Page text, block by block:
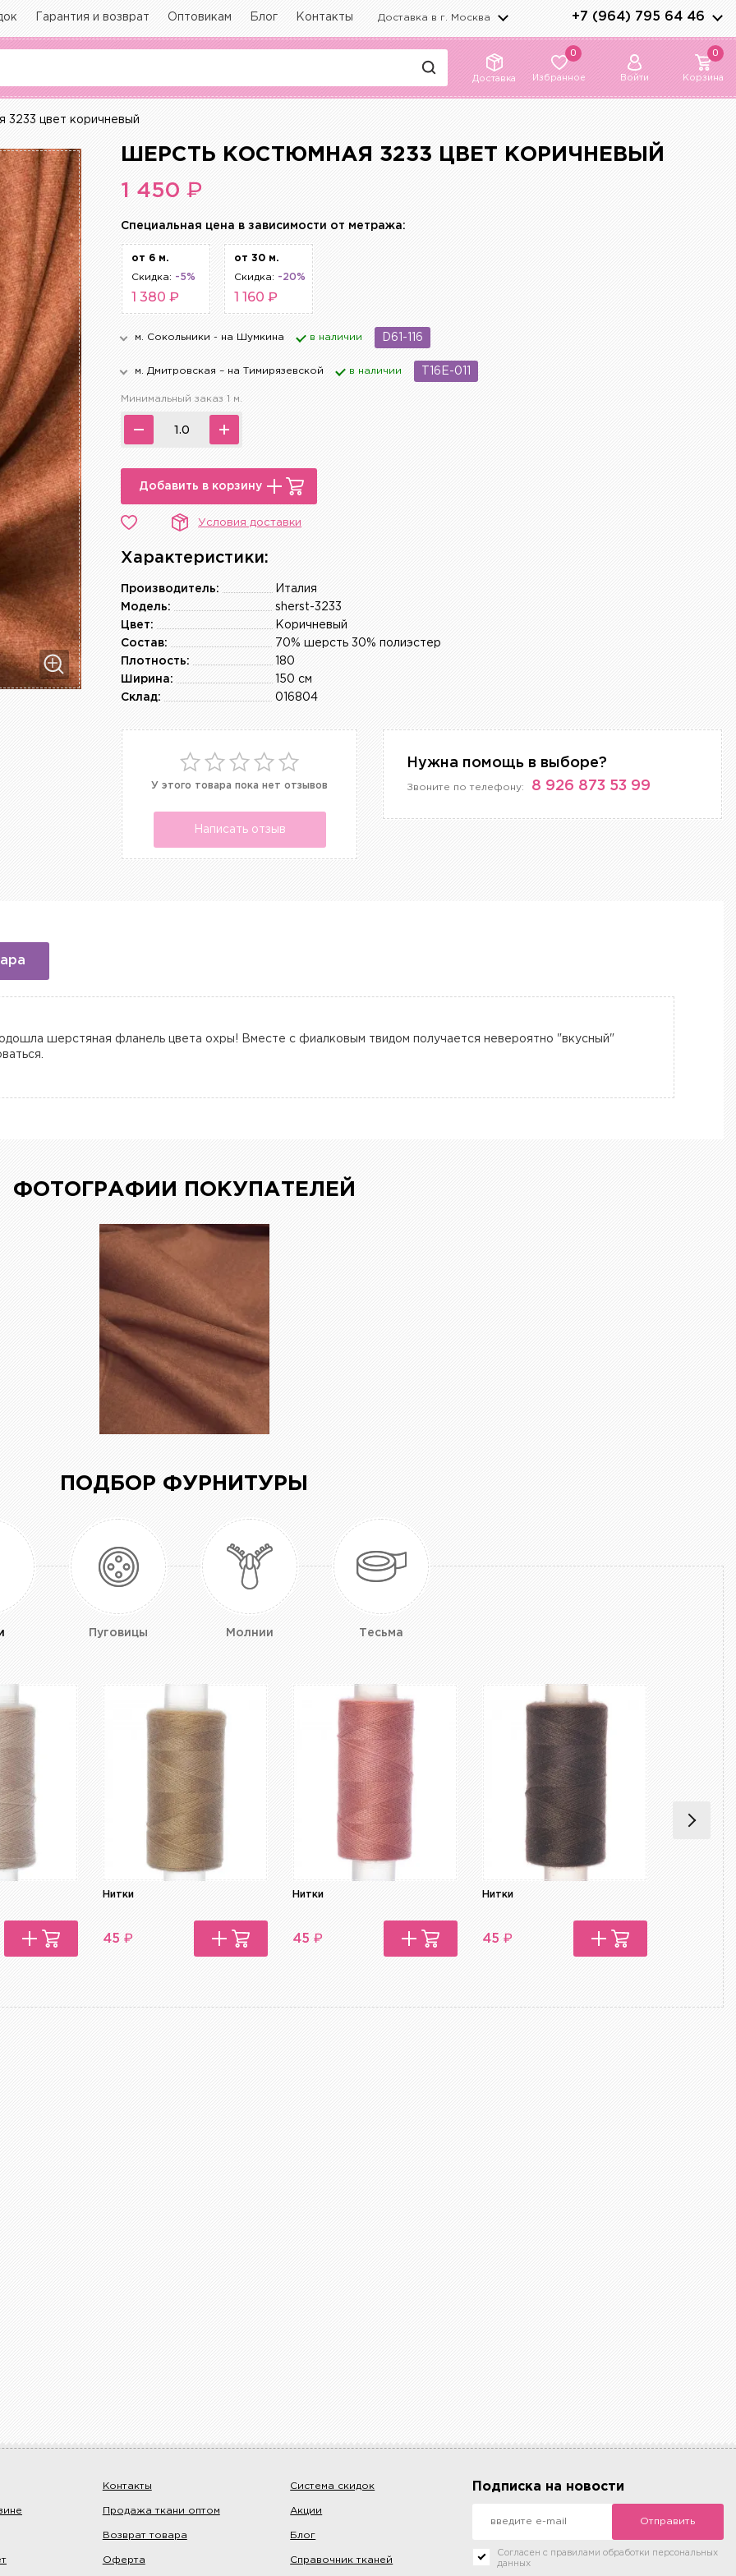
Гарантия и возврат Оптовикам Блог Контакты Доставка в г. Москва +7 (964) 795 64 46
Доставка
0
Избранное Войти
0
Корзина
3233 цвет коричневый
ШЕРСТЬ КОСТЮМНАЯ 3233 ЦВЕТ КОРИЧНЕВЫЙ
1 450₽
Cпециальная цена в зависимости от метража:
от 6 м.
Скидка: -5%
1 380 ₽
от 30 м.
Скидка: -20%
1 160 ₽
м. Сокольники - на Шумкина в наличии D61-116
м. Дмитровская – на Тимирязевской в наличии T16E-011
Минимальный заказ 1 м.
Добавить в корзину
Условия доставки
Характеристики:
Италия
Производитель:
sherst-3233
Модель:
Коричневый
Цвет:
70% шерсть 30% полиэстер
Состав:
180
Плотность:
150 см
Ширина:
016804
Склад:
У этого товара пока нет отзывов
Написать отзыв
Нужна помощь в выборе?
Звоните по телефону: 8 926 873 53 99
шерстяная фланель цвета охры! Вместе с фиалковым твидом получается невероятно "вкусный"
ФОТОГРАФИИ ПОКУПАТЕЛЕЙ
ПОДБОР ФУРНИТУРЫ
Пуговицы Молнии Тесьма
Нитки
45 ₽
Нитки
45 ₽
Нитки
45 ₽
Контакты
Продажа ткани оптом
Возврат товара
Оферта
Система скидок
Акции
Блог
Справочник тканей
Подписка на новости
Отправить
Согласен с правилами обработки персональных
данных